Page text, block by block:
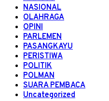
NASIONAL
OLAHRAGA
OPINI
PARLEMEN
PASANGKAYU
PERISTIWA
POLITIK
POLMAN
SUARA PEMBACA
Uncategorized